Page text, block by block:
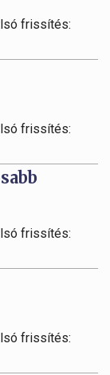
frissítés:
frissítés:
frissítés:
frissítés: